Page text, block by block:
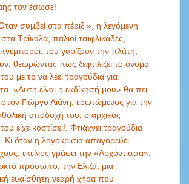
τον έσωσε!
συμβεί στα πέριξ », η λεγόμενη
Τρίκαλα, παλιοί τσιφλικάδες,
του γυρίζουν την πλάτη,
θεωρώντας πως ξεφτιλίζει το όνομα
με το να λέει τραγούδια για
«Αυτή είναι η εκδίκησή μου» θα πει
στον Γιώργο Λιάνη, ερωτώμενος για την
αποδοχή του, ο αρχικός
είχε κοστίσει!. Φτιάχνει τραγούδια
Κι όταν η λογοκρισία απαγορεύει
εκείνος γράφει την «Αρχόντισσα»,
πρόσωπο, την Ελίζα, μια
ευαίσθητη νεαρή χήρα που